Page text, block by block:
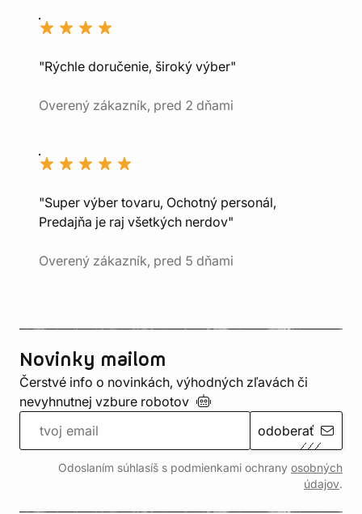
"Rýchle doručenie, široký výber"
Overený zákazník, pred 2 dňami
"Super výber tovaru, Ochotný personál,
Predajňa je raj všetkých nerdov"
Overený zákazník, pred 5 dňami
Novinky mailom
Čerstvé info o novinkách, výhodných zľavách či
nevyhnutnej vzbure robotov
odoberať
Odoslaním súhlasíš s podmienkami ochrany osobných
údajov.